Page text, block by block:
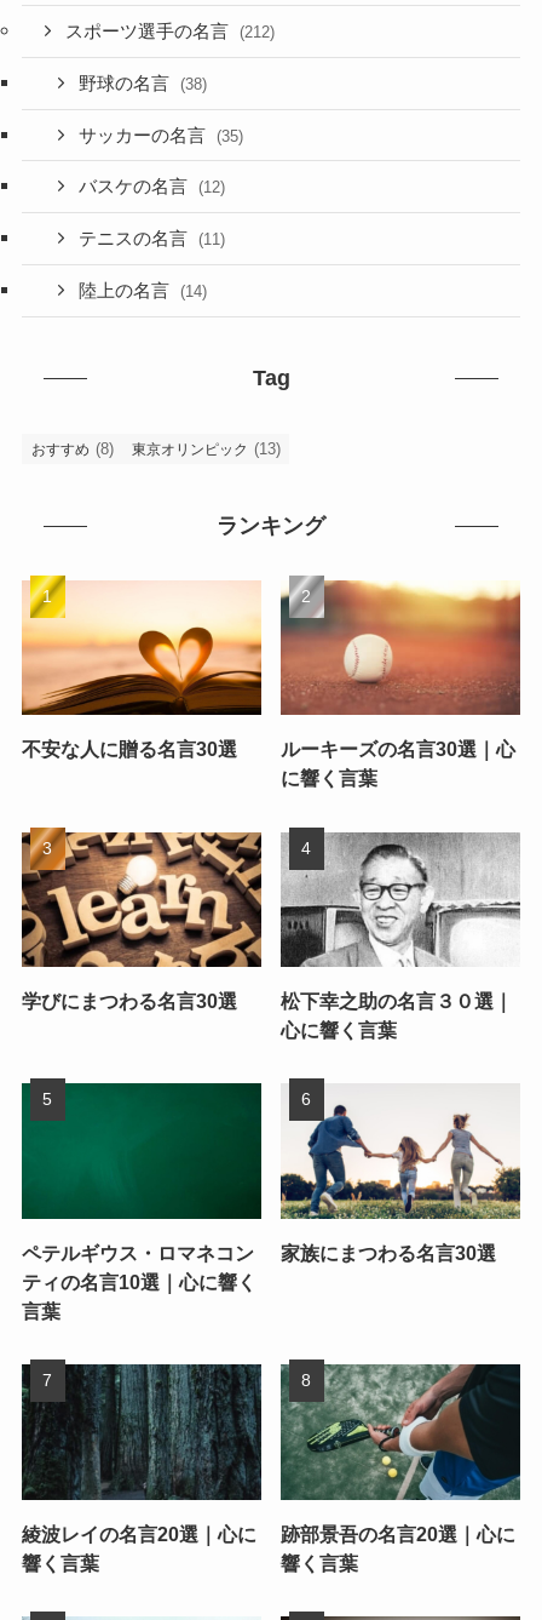
スポーツ選手の名言 (212)
野球の名言 (38)
サッカーの名言 (35)
バスケの名言 (12)
テニスの名言 (11)
陸上の名言 (14)
Tag
おすすめ (8) 東京オリンピック (13)
ランキング
不安な人に贈る名言30選
ルーキーズの名言30選｜心
に響く言葉
学びにまつわる名言30選
松下幸之助の名言３０選｜
心に響く言葉
ペテルギウス・ロマネコン
ティの名言10選｜心に響く
言葉
家族にまつわる名言30選
綾波レイの名言20選｜心に
響く言葉
跡部景吾の名言20選｜心に
響く言葉